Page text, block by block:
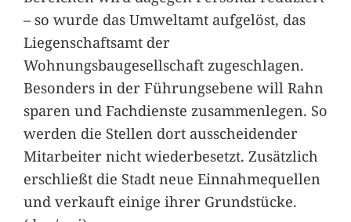
– so wurde das Umweltamt aufgelöst, das
Liegenschaftsamt der
Wohnungsbaugesellschaft zugeschlagen.
Besonders in der Führungsebene will Rahn
sparen und Fachdienste zusammenlegen. So
werden die Stellen dort ausscheidender
Mitarbeiter nicht wiederbesetzt. Zusätzlich
erschließt die Stadt neue Einnahmequellen
und verkauft einige ihrer Grundstücke.